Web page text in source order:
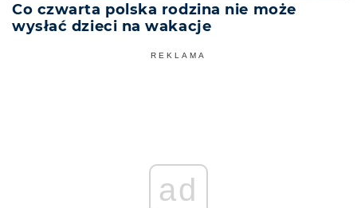
Co czwarta polska rodzina nie może
wysłać dzieci na wakacje
REKLAMA
ad